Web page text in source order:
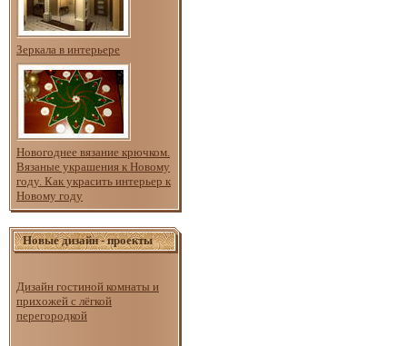
Зеркала в интерьере
Новогоднее вязание крючком.
Вязаные украшения к Новому
году. Как украсить интерьер к
Новому году
Новые дизайн - проекты
Дизайн гостиной комнаты и
прихожей с лёгкой
перегородкой